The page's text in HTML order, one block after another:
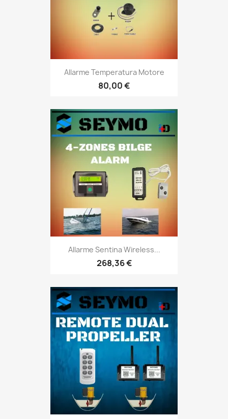
Allarme Temperatura Motore
80,00 €
Allarme Sentina Wireless...
268,36 €